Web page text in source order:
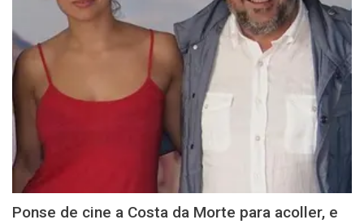
Ponse de cine a Costa da Morte para acoller, e